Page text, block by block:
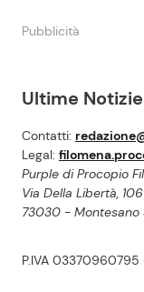
Ultime
Contatti:
Legal:
Purple di Procopio
Via Della Libertà, 106
73030 - Montesano
P.IVA 03370960795
Pubblicità